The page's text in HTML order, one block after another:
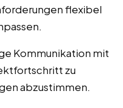
flexibel
Kommunikation mit
zu
abzustimmen.